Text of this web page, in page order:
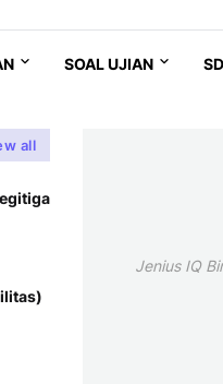
SOAL UJIAN SD
all
Jenius IQ